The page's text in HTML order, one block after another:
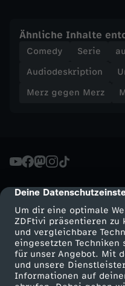
cmp-dialog-
Deine
Um dir eine optimale
ZDFtivi präsentieren zu
und vergleichbare
eingesetzten
für unser Angebot. Mit
und unsere
Informationen auf
t
a
u
h
k
e
i
n
Ähnliche Inhalte
Comedy Serie
Audiodeskription
Merz gegen Merz
Mehr ZDF
ZDF-Apps